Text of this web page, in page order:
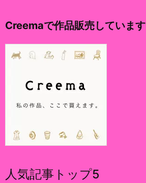
Creemaで作品販売しています
人気記事トップ5